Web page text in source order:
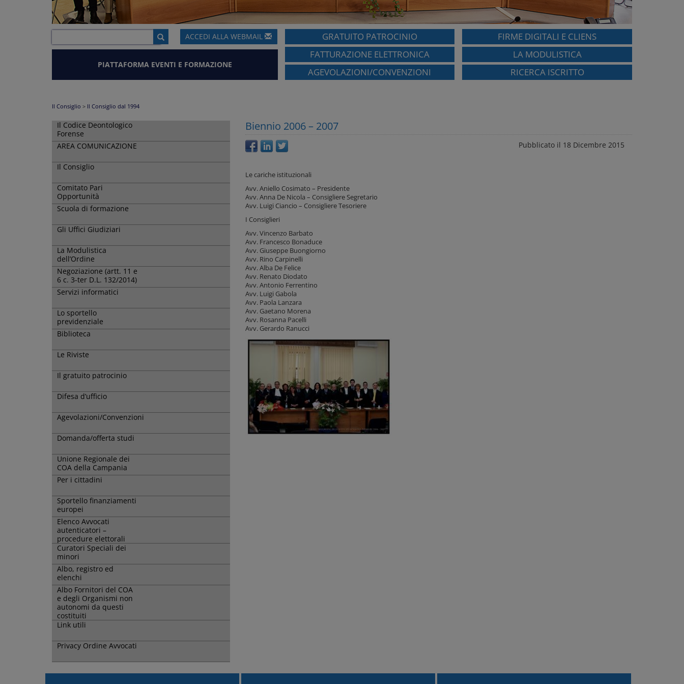
ACCEDI ALLAWEBMAIL
PIATTAFORMA EVENTI E FORMAZIONE
GRATUITO PATROCINIO
FIRME DIGITALI E CLIENS
FATTURAZIONE ELETTRONICA
LA MODULISTICA
AGEVOLAZIONI/CONVENZIONI
RICERCA ISCRITTO
Il Consiglio > Il Consiglio dal 1994
Il Codice Deontologico
Forense
AREA COMUNICAZIONE
Il Consiglio
Comitato Pari
Opportunità
Scuola di formazione
Gli Uffici Giudiziari
La Modulistica
dell’Ordine
Negoziazione (artt. 11 e
6 c. 3-ter D.L. 132/2014)
Servizi informatici
Lo sportello
previdenziale
Biblioteca
Le Riviste
Il gratuito patrocinio
Difesa d’ufficio
Agevolazioni/Convenzioni
Domanda/offerta studi
Unione Regionale dei
COA della Campania
Per i cittadini
Sportello finanziamenti
europei
Elenco Avvocati
autenticatori –
procedure elettorali
Curatori Speciali dei
minori
Albo, registro ed
elenchi
Albo Fornitori del COA
e degli Organismi non
autonomi da questi
costituiti
Link utili
Privacy Ordine Avvocati
Biennio 2006 – 2007
Pubblicato il 18 Dicembre 2015
Le cariche istituzionali
Avv. Aniello Cosimato – Presidente
Avv. Anna De Nicola – Consigliere Segretario
Avv. Luigi Ciancio – Consigliere Tesoriere
I Consiglieri
Avv. Vincenzo Barbato
Avv. Francesco Bonaduce
Avv. Giuseppe Buongiorno
Avv. Rino Carpinelli
Avv. Alba De Felice
Avv. Renato Diodato
Avv. Antonio Ferrentino
Avv. Luigi Gabola
Avv. Paola Lanzara
Avv. Gaetano Morena
Avv. Rosanna Pacelli
Avv. Gerardo Ranucci